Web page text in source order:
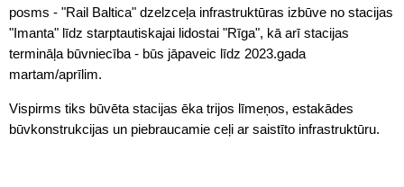
posms - "Rail Baltica" dzelzceļa infrastruktūras izbūve no stacijas
"Imanta" līdz starptautiskajai lidostai "Rīga", kā arī stacijas
termināļa būvniecība - būs jāpaveic līdz 2023.gada
martam/aprīlim.
Vispirms tiks būvēta stacijas ēka trijos līmeņos, estakādes
būvkonstrukcijas un piebraucamie ceļi ar saistīto infrastruktūru.